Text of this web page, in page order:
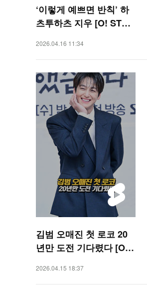
‘이렇게 예쁘면 반칙’ 하
츠투하츠 지우 [O! STAR
2026.04.16 11:34
김범 오매진 첫 로코 20
년만 도전 기다렸다 [O!
2026.04.15 18:37